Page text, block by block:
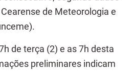
de Meteorologia e
de terça (2) e as 7h desta
preliminares indicam